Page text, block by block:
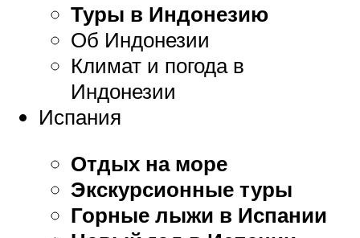
Туры в Индонезию
Об Индонезии
Климат и погода в
Индонезии
Испания
Отдых на море
Экскурсионные туры
Горные лыжи в Испании